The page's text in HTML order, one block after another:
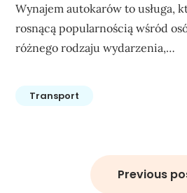
Wynajem autokarów to usługa,
rosnącą popularnością wśród
różnego rodzaju wydarzenia,…
Transport
Previous